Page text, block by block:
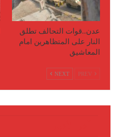
عدن..قوات التحالف تطلق
النار على المتظاهرين امام
المعاشيق
NEXT